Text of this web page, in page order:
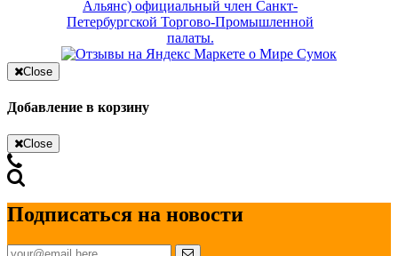
Close
Добавление в корзину
Close
Подписаться на новости